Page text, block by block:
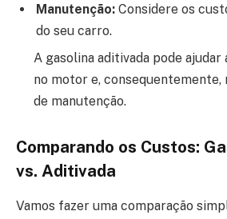
Manutenção: Considere os
do seu carro.
A gasolina aditivada pode
no motor e, consequentemente,
de manutenção.
Comparando os Custos:
vs. Aditivada
Vamos fazer uma comparação